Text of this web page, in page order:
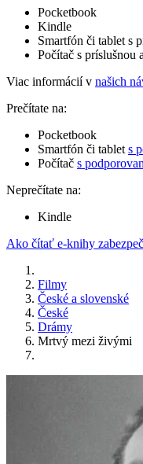
Pocketbook
Kindle
Smartfón či tablet s
Počítač s príslušnou
Viac informácií v našich
Prečítate na:
Pocketbook
Smartfón či tablet s
Počítač s
Neprečítate na:
Kindle
Ako čítať e-knihy
Filmy
České a slovenské
České
Drámy
Mrtvý mezi živými